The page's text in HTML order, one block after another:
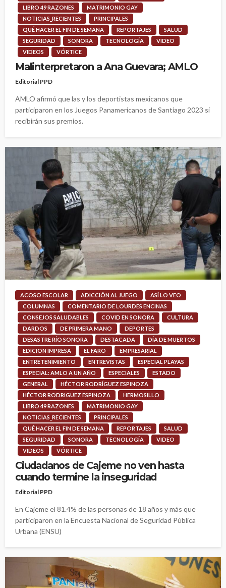
LIBRO 49 RAZONES
MATRIMONIO GAY
NOTICIAS_RECIENTES
PRINCIPALES
QUÉ HACER EL FIN DE SEMANA
REPORTAJES
SALUD
SEGURIDAD
SONORA TECNOLOGÍA
VIDEO
VIDEOS
VÓRTICE
Malinterpretaron a Ana Guevara; AMLO
Editorial PPD
AMLO afirmó que las y los deportistas mexicanos que
participaron en los Juegos Panamericanos de Santiago 2023 sí
recibirán sus premios.
ACOSO ESCOLAR ADICCIÓN AL JUEGO
ASÍ LO VEO
COLUMNAS
COMENTARIO DE LOURDES ENCINAS
CONSEJOS SALUDABLES
COVID EN SONORA
CULTURA
DARDOS
DE PRIMERA MANO
DEPORTES
DESASTRE RÍO SONORA
DESTACADA
DÍA DE MUERTOS
EDICION IMPRESA
EL FARO
EMPRESARIAL
ENTRETENIMIENTO
ENTREVISTAS
ESPECIAL PLAYAS
ESPECIAL: AMLO A UN AÑO
ESPECIALES
ESTADO
GENERAL
HÉCTOR RODRÍGUEZ ESPINOZA
HÉCTOR RODRIGUEZ ESPINOZA
HERMOSILLO
LIBRO 49 RAZONES
MATRIMONIO GAY
NOTICIAS_RECIENTES
PRINCIPALES
QUÉ HACER EL FIN DE SEMANA
REPORTAJES
SALUD
SEGURIDAD
SONORA TECNOLOGÍA
VIDEO
VIDEOS
VÓRTICE
Ciudadanos de Cajeme no ven hasta
cuando termine la inseguridad
Editorial PPD
En Cajeme el 81.4% de las personas de 18 años y más que
participaron en la Encuesta Nacional de Seguridad Pública
Urbana (ENSU)